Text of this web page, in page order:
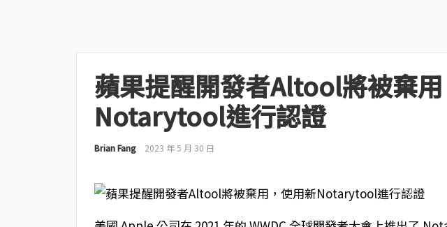
蘋果提醒開發者Altool將被棄
Notarytool進行認證
Brian Fang 2023 年 5 月 30 日